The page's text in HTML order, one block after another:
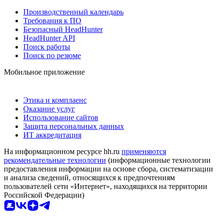
Производственный календарь
Требования к ПО
Безопасный HeadHunter
HeadHunter API
Поиск работы
Поиск по резюме
Мобильное приложение
Этика и комплаенс
Оказание услуг
Использование сайтов
Защита персональных данных
ИТ аккредитация
На информационном ресурсе hh.ru применяются
рекомендательные технологии (информационные технологии
предоставления информации на основе сбора, систематизации
и анализа сведений, относящихся к предпочтениям
пользователей сети «Интернет», находящихся на территории
Российской Федерации)